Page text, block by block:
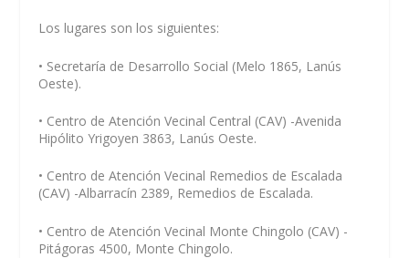
Los lugares son los siguientes:
• Secretaría de Desarrollo Social (Melo 1865, Lanús
Oeste).
• Centro de Atención Vecinal Central (CAV) -Avenida
Hipólito Yrigoyen 3863, Lanús Oeste.
• Centro de Atención Vecinal Remedios de Escalada
(CAV) -Albarracín 2389, Remedios de Escalada.
• Centro de Atención Vecinal Monte Chingolo (CAV) -
Pitágoras 4500, Monte Chingolo.